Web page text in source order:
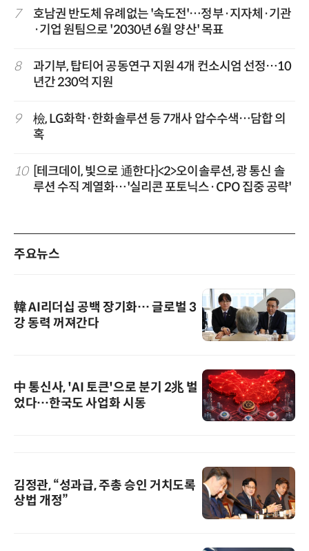
7
호남권 반도체 유례없는 '속도전'…정부·지자체·기관
·기업 원팀으로 '2030년 6월 양산' 목표
8
과기부, 탑티어 공동연구 지원 4개 컨소시엄 선정…10
년간 230억 지원
9
檢, LG화학·한화솔루션 등 7개사 압수수색…담합 의
혹
10
[테크데이, 빛으로 通한다]<2>오이솔루션, 광 통신 솔
루션 수직 계열화…'실리콘 포토닉스·CPO 집중 공략'
주요뉴스
韓 AI리더십 공백 장기화… 글로벌 3
강 동력 꺼져간다
中 통신사, 'AI 토큰'으로 분기 2兆 벌
었다…한국도 사업화 시동
김정관, “성과급, 주총 승인 거치도록
상법 개정”